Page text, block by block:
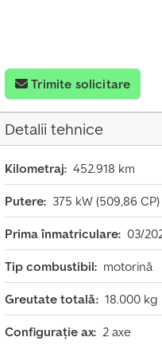
Trimite solicitare
Detalii tehnice
Kilometraj: 452.918 km
Putere: 375 kW (509,86 CP)
Prima înmatriculare: 03/
Tip combustibil: motorină
Greutate totală: 18.000 kg
Configurație ax: 2 axe